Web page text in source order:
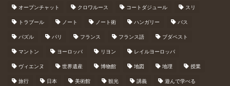
オープンチャット クロワルース コートダジュール スリ
トラブール ノート ノート術 ハンガリー バス
パズル パリ フランス フランス語 ブダペスト
マントン ヨーロッパ リヨン レイルヨーロッパ
ヴィエンヌ 世界遺産 博物館 地図 地理 授業
旅行 日本 美術館 観光 講義 遊んで学べる